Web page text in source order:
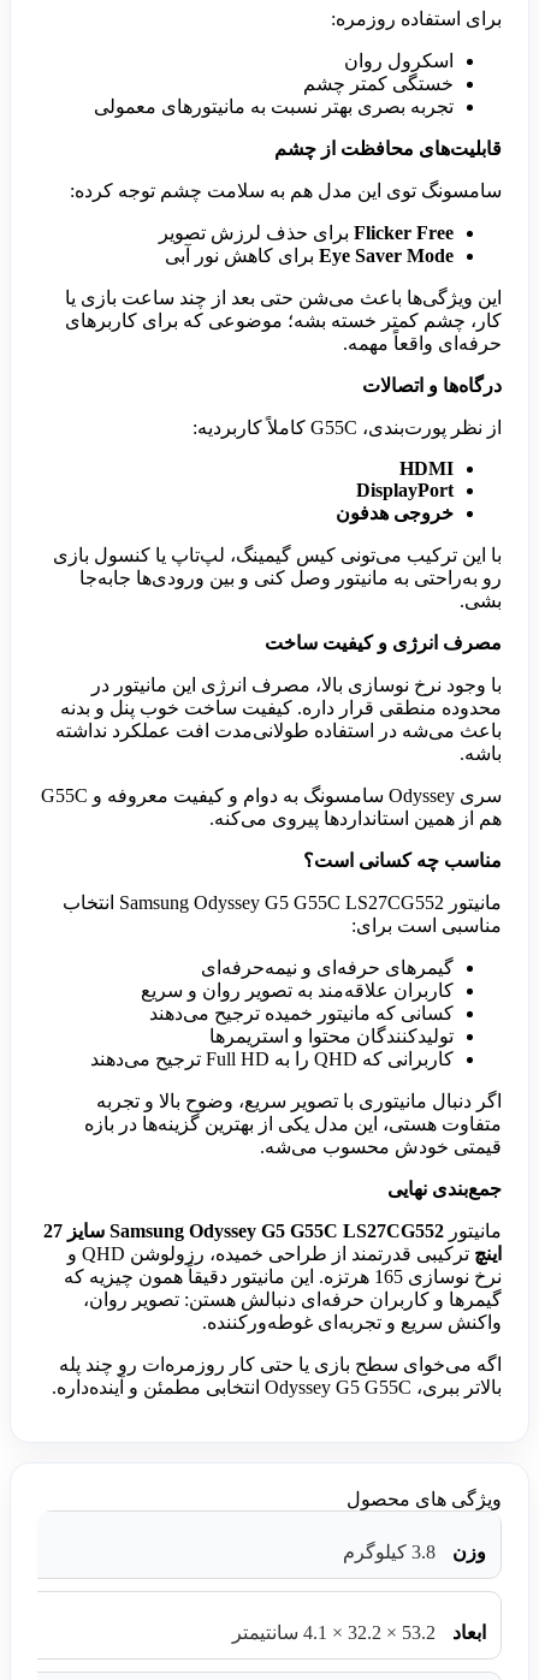
برای استفاده روزمره:
اسکرول روان
خستگی کمتر چشم
تجربه بصری بهتر نسبت به مانیتورهای معمولی
قابلیت‌های محافظت از چشم
سامسونگ توی این مدل هم به سلامت چشم توجه کرده:
Flicker Free برای حذف لرزش تصویر
Eye Saver Mode برای کاهش نور آبی
این ویژگی‌ها باعث می‌شن حتی بعد از چند ساعت بازی یا
کار، چشم کمتر خسته بشه؛ موضوعی که برای کاربرهای
حرفه‌ای واقعاً مهمه.
درگاه‌ها و اتصالات
از نظر پورت‌بندی، G55C کاملاً کاربردیه:
HDMI
DisplayPort
خروجی هدفون
با این ترکیب می‌تونی کیس گیمینگ، لپ‌تاپ یا کنسول بازی
رو به‌راحتی به مانیتور وصل کنی و بین ورودی‌ها جابه‌جا
بشی.
مصرف انرژی و کیفیت ساخت
با وجود نرخ نوسازی بالا، مصرف انرژی این مانیتور در
محدوده منطقی قرار داره. کیفیت ساخت خوب پنل و بدنه
باعث می‌شه در استفاده طولانی‌مدت افت عملکرد نداشته
باشه.
سری Odyssey سامسونگ به دوام و کیفیت معروفه و G55C
هم از همین استانداردها پیروی می‌کنه.
مناسب چه کسانی است؟
مانیتور Samsung Odyssey G5 G55C LS27CG552 انتخاب
مناسبی است برای:
گیمرهای حرفه‌ای و نیمه‌حرفه‌ای
کاربران علاقه‌مند به تصویر روان و سریع
کسانی که مانیتور خمیده ترجیح می‌دهند
تولیدکنندگان محتوا و استریمرها
کاربرانی که QHD را به Full HD ترجیح می‌دهند
اگر دنبال مانیتوری با تصویر سریع، وضوح بالا و تجربه
متفاوت هستی، این مدل یکی از بهترین گزینه‌ها در بازه
قیمتی خودش محسوب می‌شه.
جمع‌بندی نهایی
مانیتور
Samsung Odyssey G5 G55C LS27CG552 سایز 27
اینچ
ترکیبی قدرتمند از طراحی خمیده، رزولوشن QHD و
نرخ نوسازی 165 هرتزه. این مانیتور دقیقاً همون چیزیه که
گیمرها و کاربران حرفه‌ای دنبالش هستن: تصویر روان،
واکنش سریع و تجربه‌ای غوطه‌ورکننده.
اگه می‌خوای سطح بازی یا حتی کار روزمره‌ات رو چند پله
بالاتر ببری، Odyssey G5 G55C انتخابی مطمئن و آینده‌داره.
ویژگی های محصول
وزن 3.8 کیلوگرم
ابعاد 53.2 × 32.2 × 4.1 سانتیمتر